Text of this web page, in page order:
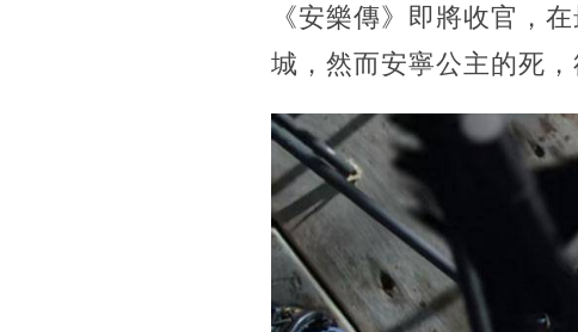
《安樂傳》即將收官，
城，然而安寧公主的死，